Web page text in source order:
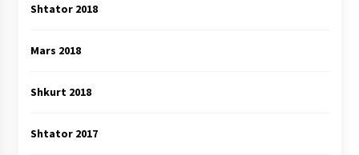
Shtator 2018
Mars 2018
Shkurt 2018
Shtator 2017